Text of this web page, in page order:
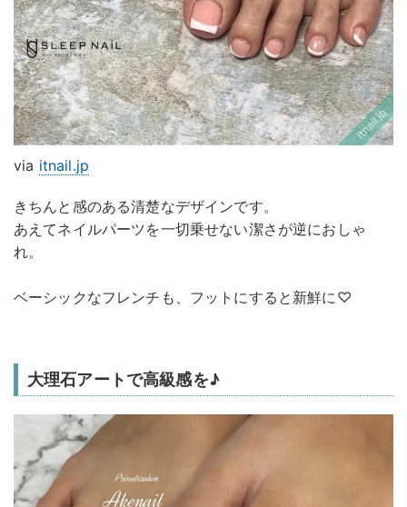
via itnail.jp
きちんと感のある清楚なデザインです。
あえてネイルパーツを一切乗せない潔さが逆におしゃ
れ。
ベーシックなフレンチも、フットにすると新鮮に♡
大理石アートで高級感を♪